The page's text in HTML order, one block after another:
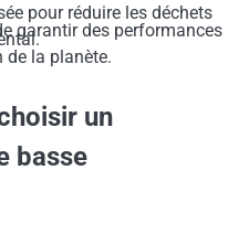
pour réduire les déchets
garantir des performances
de la planète.
un
basse